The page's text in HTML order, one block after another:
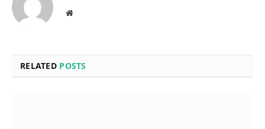
Website
RELATED POSTS